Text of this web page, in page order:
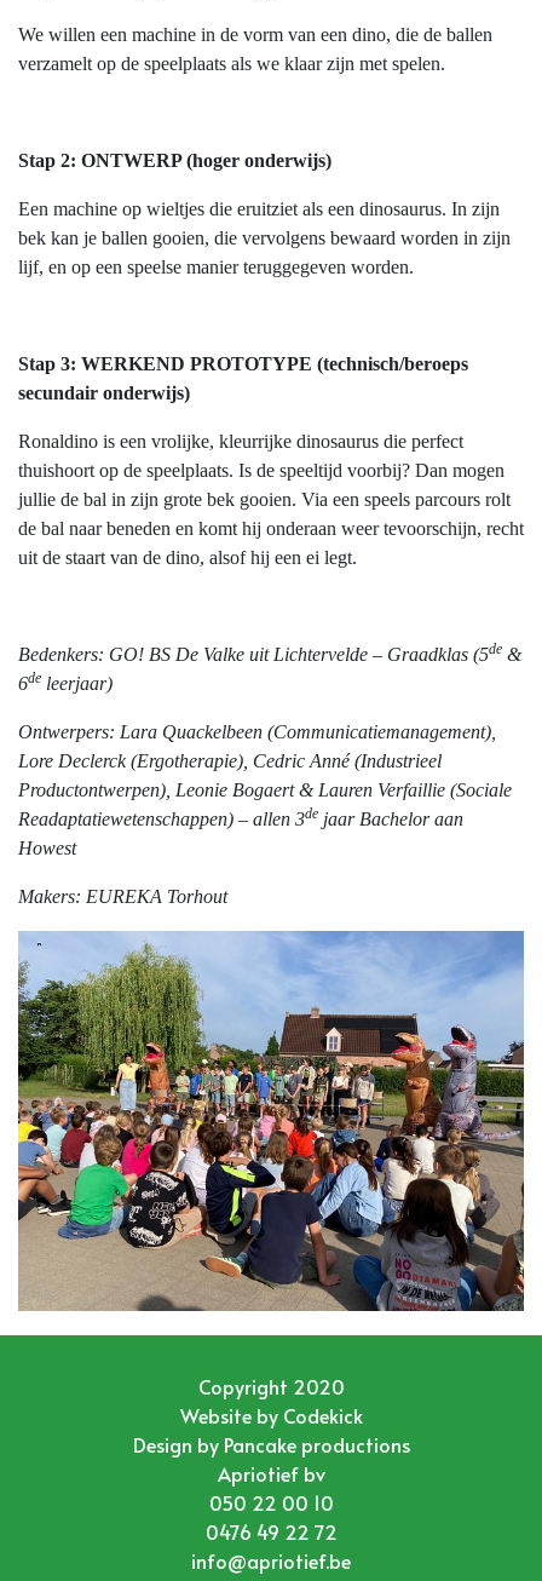
We willen een machine in de vorm van een dino, die de ballen
verzamelt op de speelplaats als we klaar zijn met spelen.
Stap 2: ONTWERP (hoger onderwijs)
Een machine op wieltjes die eruitziet als een dinosaurus. In zijn
bek kan je ballen gooien, die vervolgens bewaard worden in zijn
lijf, en op een speelse manier teruggegeven worden.
Stap 3: WERKEND PROTOTYPE (technisch/beroeps
secundair onderwijs)
Ronaldino is een vrolijke, kleurrijke dinosaurus die perfect
thuishoort op de speelplaats. Is de speeltijd voorbij? Dan mogen
jullie de bal in zijn grote bek gooien. Via een speels parcours rolt
de bal naar beneden en komt hij onderaan weer tevoorschijn, recht
uit de staart van de dino, alsof hij een ei legt.
Bedenkers: GO! BS De Valke uit Lichtervelde – Graadklas (5de &
6de leerjaar)
Ontwerpers: Lara Quackelbeen (Communicatiemanagement),
Lore Declerck(Ergotherapie), Cedric Anné (Industrieel
Productontwerpen), Leonie Bogaert & Lauren Verfaillie (Sociale
Readaptatiewetenschappen) – allen 3de jaar Bachelor aan
Howest
Makers: EUREKA Torhout
Copyright 2020
Website by Codekick
Design by Pancake productions
Apriotief bv
050 22 00 10
0476 49 22 72
info@apriotief.be